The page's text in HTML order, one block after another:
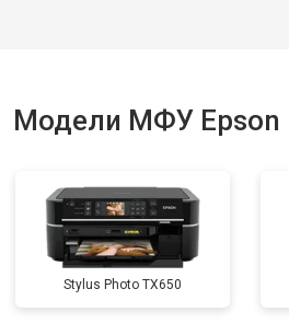
Модели МФУ Epson
Stylus Photo TX650